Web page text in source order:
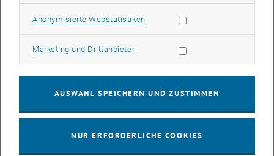
TU Wien
Fakultät für Informatik
Research Group Parallel Computing
Treitlstr. 1-3 / 191-04, DG
1040 Wien
Anonymisierte WebstatistikenStatistik Cookies zulassen
Marketing und DrittanbieterMarketing Cookies zulassen
AUSWAHL SPEICHERN UND ZUSTIMMEN
NUR ERFORDERLICHE COOKIES